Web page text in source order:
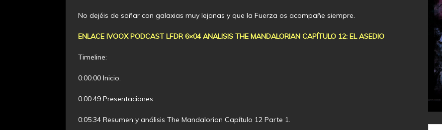
No dejéis de soñar con galaxias muy lejanas y que la Fuerza os acompañe siempre.
ENLACE IVOOX PODCAST LFDR 6×04 ANALISIS THE MANDALORIAN CAPÍTULO 12: EL ASEDIO
Timeline:
0:00:00 Inicio.
0:00:49 Presentaciones.
0:05:34 Resumen y análisis The Mandalorian Capítulo 12 Parte 1.